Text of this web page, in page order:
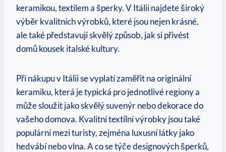
keramikou, textilem a šperky. V Itálii najdete široký
výběr kvalitních výrobků, které jsou nejen krásné,
ale také představují skvělý způsob, jak si přivést
domů kousek italské kultury.
Při nákupu v Itálii se vyplatí zaměřit na originální
keramiku, která je typická pro jednotlivé regiony a
může sloužit jako skvělý suvenýr nebo dekorace do
vašeho domova. Kvalitní textilní výrobky jsou také
populární mezi turisty, zejména luxusní látky jako
hedvábí nebo vlna. A co se týče designových šperků,